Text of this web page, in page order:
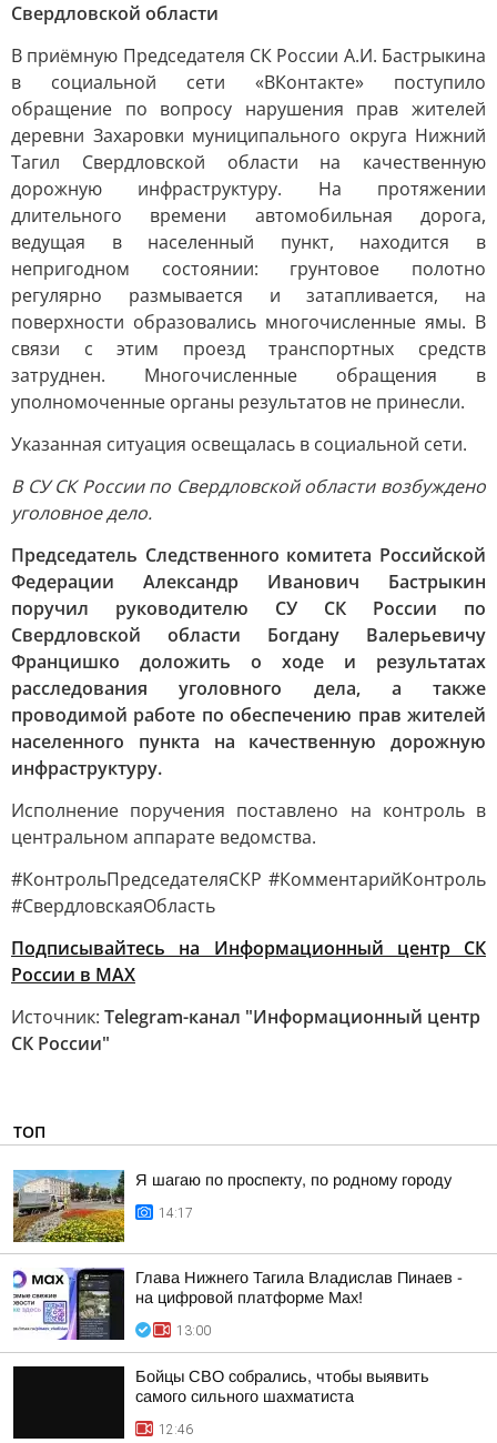
Свердловской области
В приёмную Председателя СК России А.И. Бастрыкина
в социальной сети «ВКонтакте» поступило
обращение по вопросу нарушения прав жителей
деревни Захаровки муниципального округа Нижний
Тагил Свердловской области на качественную
дорожную инфраструктуру. На протяжении
длительного времени автомобильная дорога,
ведущая в населенный пункт, находится в
непригодном состоянии: грунтовое полотно
регулярно размывается и затапливается, на
поверхности образовались многочисленные ямы. В
связи с этим проезд транспортных средств
затруднен. Многочисленные обращения в
уполномоченные органы результатов не принесли.
Указанная ситуация освещалась в социальной сети.
В СУ СК России по Свердловской области возбуждено
уголовное дело.
Председатель Следственного комитета Российской
Федерации Александр Иванович Бастрыкин
поручил руководителю СУ СК России по
Свердловской области Богдану Валерьевичу
Францишко доложить о ходе и результатах
расследования уголовного дела, а также
проводимой работе по обеспечению прав жителей
населенного пункта на качественную дорожную
инфраструктуру.
Исполнение поручения поставлено на контроль в
центральном аппарате ведомства.
#КонтрольПредседателяСКР #КомментарийКонтроль
#СвердловскаяОбласть
Подписывайтесь на Информационный центр СК
России в MAХ
Источник: Telegram-канал "Информационный центр
СК России"
ТОП
Я шагаю по проспекту, по родному городу
14:17
Глава Нижнего Тагила Владислав Пинаев -
на цифровой платформе Max!
13:00
Бойцы СВО собрались, чтобы выявить
самого сильного шахматиста
12:46